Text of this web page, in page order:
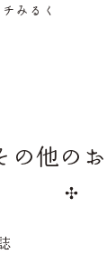
みるく
の他の